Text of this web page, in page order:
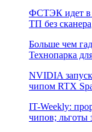
ФСТЭК идет в
ТП без сканера
Больше чем
Технопарка
NVIDIA
чипом RTX
IT-Weekly:
чипов; льготы